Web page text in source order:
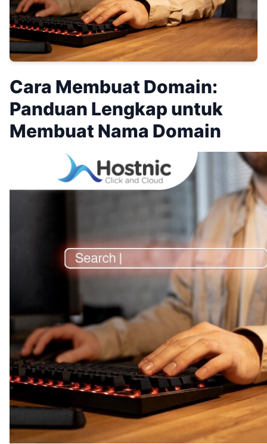
Cara Membuat Domain:
Panduan Lengkap untuk
Membuat Nama Domain